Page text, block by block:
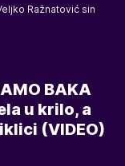
Ražnatović sin
BAKA
u krilo, a
(VIDEO)